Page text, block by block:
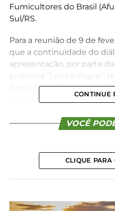
Fumicultores do Brasil
Sul/RS.
Para a reunião de 9 de
que a continuidade do
apresentação, por parte
fundamentada na
apurado em conjunto e
compromisso de valorizar
empresa fumageira.
Para o presidente da
encontro com propostas
CONTINUE
VOCÊ
CLIQUE PARA